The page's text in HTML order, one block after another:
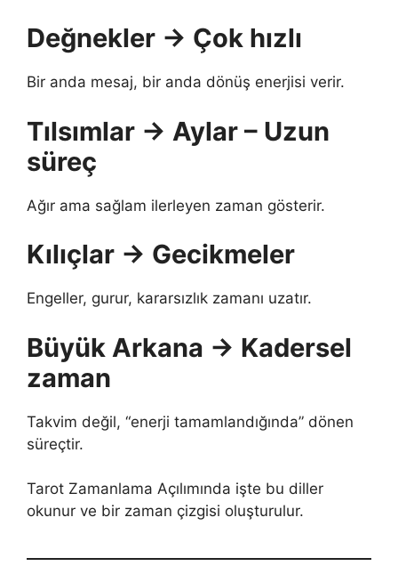
Değnekler → Çok hızlı
Bir anda mesaj, bir anda dönüş enerjisi verir.
Tılsımlar → Aylar – Uzun
süreç
Ağır ama sağlam ilerleyen zaman gösterir.
Kılıçlar → Gecikmeler
Engeller, gurur, kararsızlık zamanı uzatır.
Büyük Arkana → Kadersel
zaman
Takvim değil, “enerji tamamlandığında” dönen
süreçtir.
Tarot Zamanlama Açılımında işte bu diller
okunur ve bir zaman çizgisi oluşturulur.